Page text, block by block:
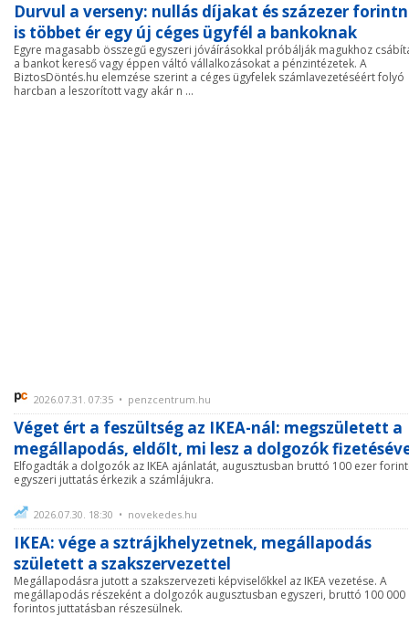
Durvul a verseny: nullás díjakat és százezer
is többet ér egy új céges ügyfél a bankoknak
Egyre magasabb összegű egyszeri jóváírásokkal próbálják magukhoz
a bankot kereső vagy éppen váltó vállalkozásokat a pénzintézetek. A
BiztosDöntés.hu elemzése szerint a céges ügyfelek számlavezetéséért folyó
harcban a leszorított vagy akár n ...
2026.07.31. 07:35 • penzcentrum.hu
Véget ért a feszültség az IKEA-nál: megszületett a
megállapodás, eldőlt, mi lesz a dolgozók
Elfogadták a dolgozók az IKEA ajánlatát, augusztusban bruttó 100 ezer
egyszeri juttatás érkezik a számlájukra.
2026.07.30. 18:30 • novekedes.hu
IKEA: vége a sztrájkhelyzetnek, megállapodás
született a szakszervezettel
Megállapodásra jutott a szakszervezeti képviselőkkel az IKEA vezetése. A
megállapodás részeként a dolgozók augusztusban egyszeri, bruttó 100 000
forintos juttatásban részesülnek.